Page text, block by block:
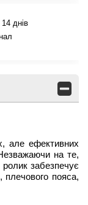
днів
але ефективних
на те,
забезпечує
плечового пояса,